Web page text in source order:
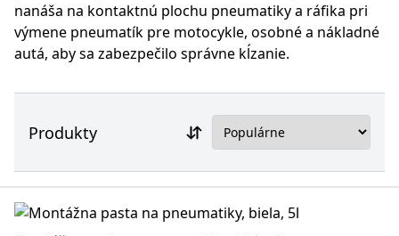
nanáša na kontaktnú plochu pneumatiky a ráfika pri
výmene pneumatík pre motocykle, osobné a nákladné
autá, aby sa zabezpečilo správne kĺzanie.
Produkty